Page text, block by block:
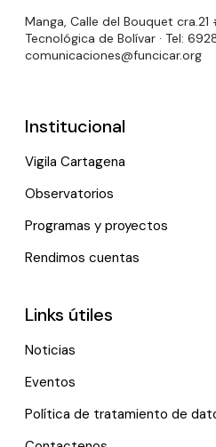
Manga, Calle del Bouquet
Tecnológica de Bolívar · Tel:
comunicaciones@funcicar.org
Institucional
Vigila Cartagena
Observatorios
Programas y proyectos
Rendimos cuentas
Links útiles
Noticias
Eventos
Política de tratamiento de